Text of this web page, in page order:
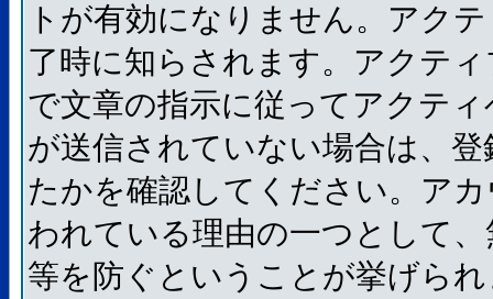
トが有効になりません。アク
了時に知らされます。アクテ
で文章の指示に従ってアクテ
が送信されていない場合は、
たかを確認してください。ア
われている理由の一つとして
等を防ぐということが挙げら